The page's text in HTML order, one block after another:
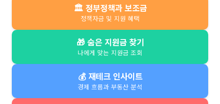
🏛️ 정부정책과 보조금
정책자금 및 지원 혜택
🎁 숨은 지원금 찾기
나에게 맞는 지원금 조회
💰 재테크 인사이트
경제 흐름과 부동산 분석